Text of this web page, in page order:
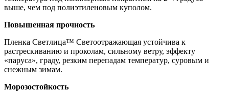
выше, чем под полиэтиленовым куполом.
Повышенная прочность
Пленка Светлица™ Светоотражающая устойчива к
растрескиванию и проколам, сильному ветру, эффекту
«паруса», граду, резким перепадам температур, суровым и
снежным зимам.
Морозостойкость